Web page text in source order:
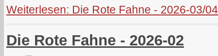
Weiterlesen: Die Rote Fahne - 2026-03/04
Die Rote Fahne - 2026-02